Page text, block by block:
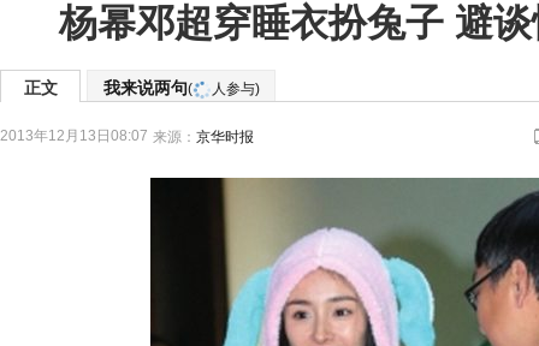
杨幂邓超穿睡衣扮兔子 避
正文 我来说两句( 人参与)
2013年12月13日08:07 来源： 京华时报